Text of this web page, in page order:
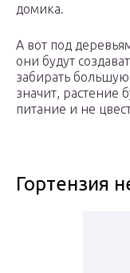
домика.
А вот под
они будут
забирать
значит, растение
питание и не
Гортензия